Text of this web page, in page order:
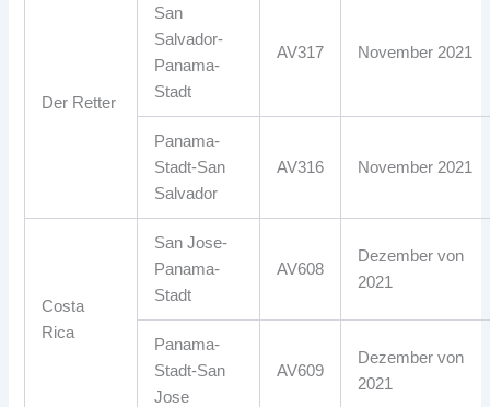
Der Retter
San
Salvador-
Panama-
Stadt
AV317 November 2021
Panama-
Stadt-San
Salvador
AV316 November 2021
Costa
Rica
San Jose-
Panama-
Stadt
AV608
Dezember von
2021
Panama-
Stadt-San
Jose
AV609
Dezember von
2021